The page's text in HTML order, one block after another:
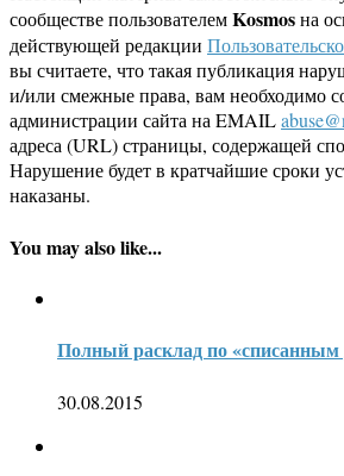
сообществе пользователемKosmosна
действующей редакции
вы считаете, что такая публикация
и/или смежные права, вам необходимо
администрации сайта на EMAIL
адреса (URL) страницы, содержащей
Нарушение будет в кратчайшие сроки
наказаны.
You may also like...
Полный расклад по
30.08.2015